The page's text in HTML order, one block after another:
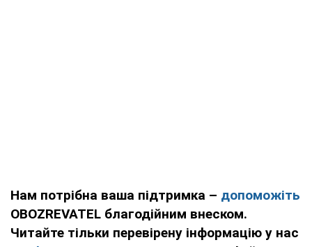
Нам потрібна ваша підтримка – допоможіть
OBOZREVATEL благодійним внеском.
Читайте тільки перевірену інформацію у нас